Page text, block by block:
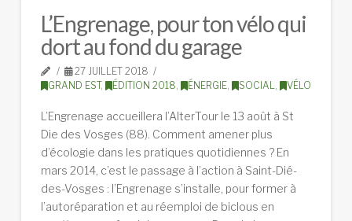
L’Engrenage, pour ton vélo qui
dort au fond du garage
27 JUILLET 2018
GRAND EST, ÉDITION 2018, ÉNERGIE, SOCIAL, VÉLO
L’Engrenage accueillera l’AlterTour le 13 août à St
Die des Vosges (88). Comment amener plus
d’écologie dans les pratiques quotidiennes ? En
mars 2014, c’est le passage à l’action à Saint-Dié-
des-Vosges : l’Engrenage s’installe, pour former à
l’autoréparation et au réemploi de biclous en